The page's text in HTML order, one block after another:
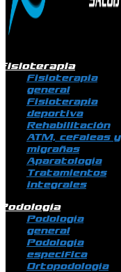
Fisioterapia
general
Fisioterapia
deportiva
Rehabilitación
ATM, cefaleas y
migrañas
Aparatología
Tratamientos
integrales
Podología
general
Podología
específica
Ortopodología